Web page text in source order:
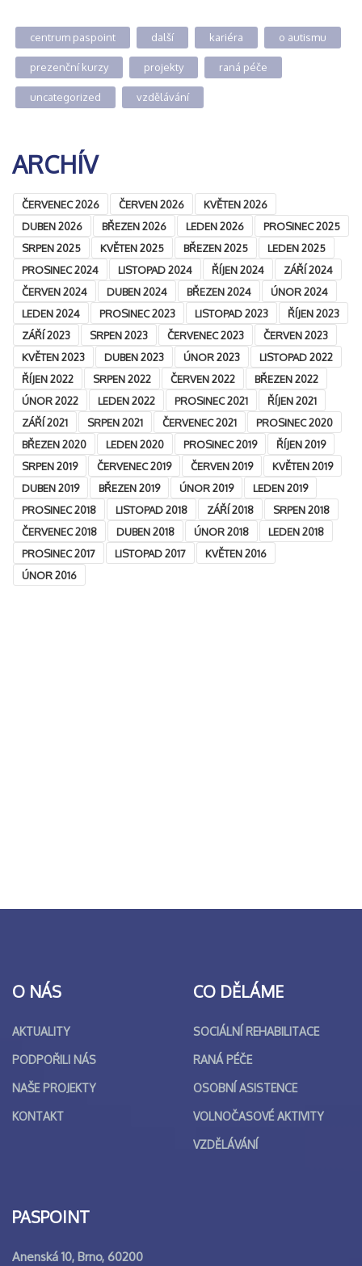
centrum paspoint další kariéra o autismu
prezenční kurzy projekty raná péče
uncategorized vzdělávání
ARCHÍV
ČERVENEC 2026 ČERVEN 2026
KVĚTEN 2026
DUBEN 2026
BŘEZEN 2026 LEDEN 2026
PROSINEC 2025
SRPEN 2025
KVĚTEN 2025 BŘEZEN 2025
LEDEN 2025
PROSINEC 2024
LISTOPAD 2024 ŘÍJEN 2024
ZÁŘÍ 2024
ČERVEN 2024
DUBEN 2024 BŘEZEN 2024
ÚNOR 2024
LEDEN 2024
PROSINEC 2023 LISTOPAD 2023
ŘÍJEN 2023
ZÁŘÍ 2023
SRPEN 2023 ČERVENEC 2023
ČERVEN 2023
KVĚTEN 2023
DUBEN 2023 ÚNOR 2023
LISTOPAD 2022
ŘÍJEN 2022
SRPEN 2022 ČERVEN 2022
BŘEZEN 2022
ÚNOR 2022
LEDEN 2022 PROSINEC 2021
ŘÍJEN 2021
ZÁŘÍ 2021
SRPEN 2021 ČERVENEC 2021
PROSINEC 2020
BŘEZEN 2020
LEDEN 2020 PROSINEC 2019
ŘÍJEN 2019
SRPEN 2019
ČERVENEC 2019 ČERVEN 2019
KVĚTEN 2019
DUBEN 2019
BŘEZEN 2019 ÚNOR 2019
LEDEN 2019
PROSINEC 2018
LISTOPAD 2018 ZÁŘÍ 2018
SRPEN 2018
ČERVENEC 2018
DUBEN 2018 ÚNOR 2018
LEDEN 2018
PROSINEC 2017
LISTOPAD 2017
KVĚTEN 2016
ÚNOR 2016
O NÁS
AKTUALITY
PODPOŘILI NÁS
NAŠE PROJEKTY
KONTAKT
CO DĚLÁME
SOCIÁLNÍ REHABILITACE
RANÁ PÉČE
OSOBNÍ ASISTENCE
VOLNOČASOVÉ AKTIVITY
VZDĚLÁVÁNÍ
PASPOINT
Anenská 10, Brno, 60200